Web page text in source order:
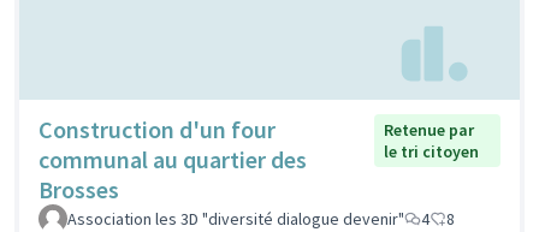
Construction d'un four
communal au quartier des
Brosses
Retenue par
le tri citoyen
Association les 3D "diversité dialogue devenir" 4 8